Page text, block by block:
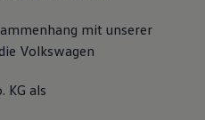
mit unserer
Volkswagen
KG als